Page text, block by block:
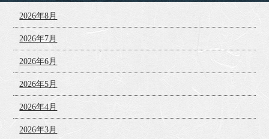
2026年8月
2026年7月
2026年6月
2026年5月
2026年4月
2026年3月